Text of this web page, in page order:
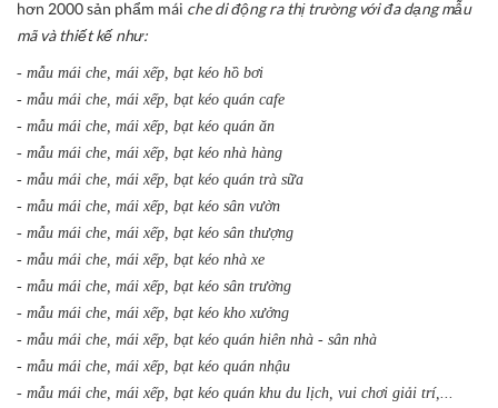
hơn 2000 sản phẩm mái che di động ra thị trường với đa dạng mẫu
mã và thiết kế như:
- mẫu mái che, mái xếp, bạt kéo hồ bơi
- mẫu mái che, mái xếp, bạt kéo quán cafe
- mẫu mái che, mái xếp, bạt kéo quán ăn
- mẫu mái che, mái xếp, bạt kéo nhà hàng
- mẫu mái che, mái xếp, bạt kéo quán trà sữa
- mẫu mái che, mái xếp, bạt kéo sân vườn
- mẫu mái che, mái xếp, bạt kéo sân thượng
- mẫu mái che, mái xếp, bạt kéo nhà xe
- mẫu mái che, mái xếp, bạt kéo sân trường
- mẫu mái che, mái xếp, bạt kéo kho xưởng
- mẫu mái che, mái xếp, bạt kéo quán hiên nhà - sân nhà
- mẫu mái che, mái xếp, bạt kéo quán nhậu
- mẫu mái che, mái xếp, bạt kéo quán khu du lịch, vui chơi giải trí,...